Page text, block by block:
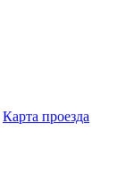
Карта проезда